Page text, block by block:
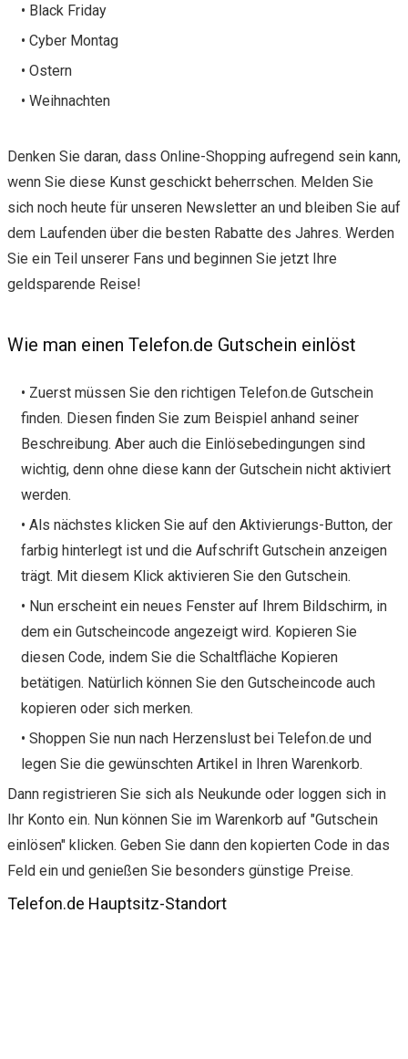
• Black Friday
• Cyber Montag
• Ostern
• Weihnachten
Denken Sie daran, dass Online-Shopping aufregend sein kann,
wenn Sie diese Kunst geschickt beherrschen. Melden Sie
sich noch heute für unseren Newsletter an und bleiben Sie auf
dem Laufenden über die besten Rabatte des Jahres. Werden
Sie ein Teil unserer Fans und beginnen Sie jetzt Ihre
geldsparende Reise!
Wie man einen Telefon.de Gutschein einlöst
• Zuerst müssen Sie den richtigen Telefon.de Gutschein
finden. Diesen finden Sie zum Beispiel anhand seiner
Beschreibung. Aber auch die Einlösebedingungen sind
wichtig, denn ohne diese kann der Gutschein nicht aktiviert
werden.
• Als nächstes klicken Sie auf den Aktivierungs-Button, der
farbig hinterlegt ist und die Aufschrift Gutschein anzeigen
trägt. Mit diesem Klick aktivieren Sie den Gutschein.
• Nun erscheint ein neues Fenster auf Ihrem Bildschirm, in
dem ein Gutscheincode angezeigt wird. Kopieren Sie
diesen Code, indem Sie die Schaltfläche Kopieren
betätigen. Natürlich können Sie den Gutscheincode auch
kopieren oder sich merken.
• Shoppen Sie nun nach Herzenslust bei Telefon.de und
legen Sie die gewünschten Artikel in Ihren Warenkorb.
Dann registrieren Sie sich als Neukunde oder loggen sich in
Ihr Konto ein. Nun können Sie im Warenkorb auf "Gutschein
einlösen" klicken. Geben Sie dann den kopierten Code in das
Feld ein und genießen Sie besonders günstige Preise.
Telefon.de Hauptsitz-Standort